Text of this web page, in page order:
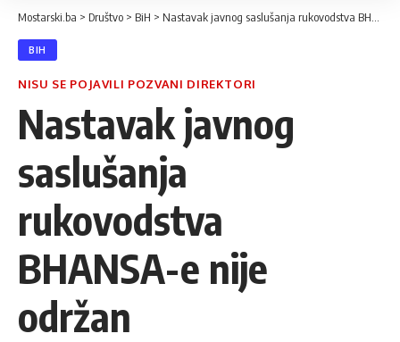
Mostarski.ba > Društvo > BiH > Nastavak javnog saslušanja rukovodstva BHANSA-e nije održan
BIH
NISU SE POJAVILI POZVANI DIREKTORI
Nastavak javnog
saslušanja
rukovodstva
BHANSA-e nije
održan